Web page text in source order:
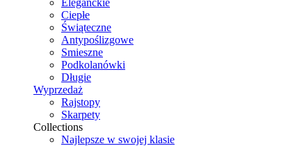
Eleganckie
Ciepłe
Świąteczne
Antypoślizgowe
Smieszne
Podkolanówki
Długie
Wyprzedaż
Rajstopy
Skarpety
Collections
Najlepsze w swojej klasie